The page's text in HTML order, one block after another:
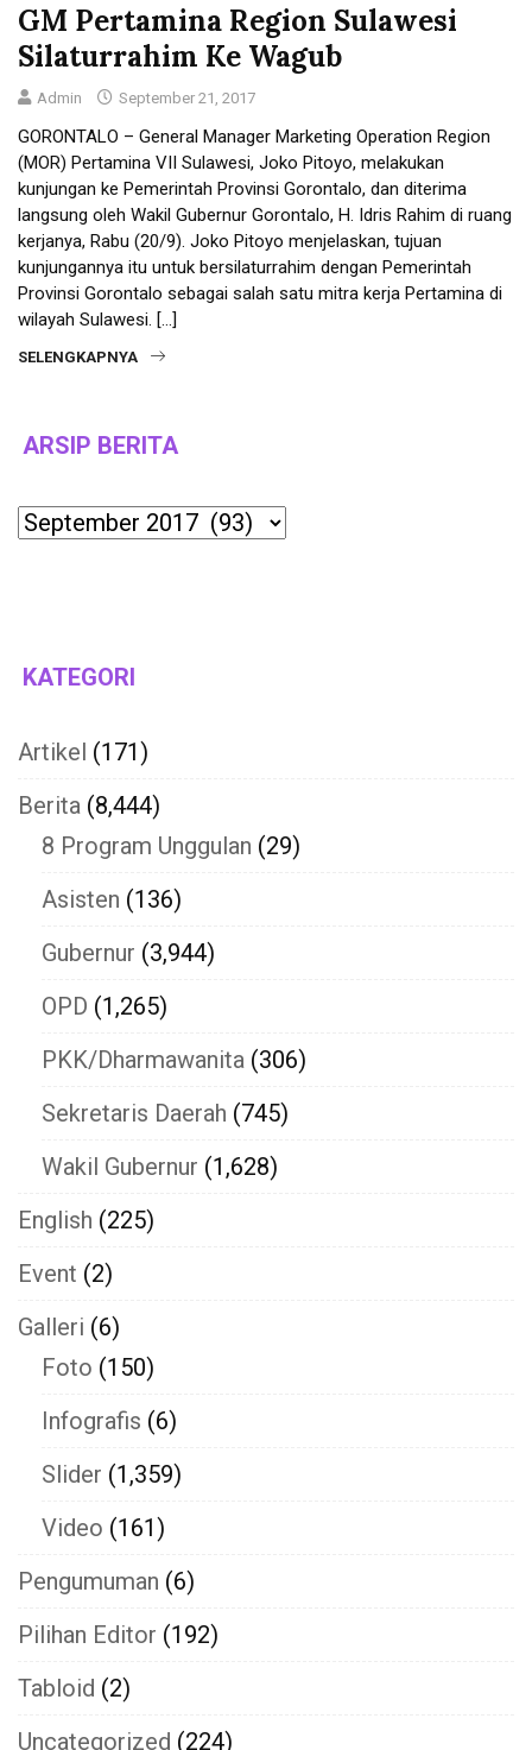
GM Pertamina Region Sulawesi
Silaturrahim Ke Wagub
Admin September 21, 2017
GORONTALO – General Manager Marketing Operation Region
(MOR) Pertamina VII Sulawesi, Joko Pitoyo, melakukan
kunjungan ke Pemerintah Provinsi Gorontalo, dan diterima
langsung oleh Wakil Gubernur Gorontalo, H. Idris Rahim di ruang
kerjanya, Rabu (20/9). Joko Pitoyo menjelaskan, tujuan
kunjungannya itu untuk bersilaturrahim dengan Pemerintah
Provinsi Gorontalo sebagai salah satu mitra kerja Pertamina di
wilayah Sulawesi. […]
SELENGKAPNYA
ARSIP BERITA
Archives
KATEGORI
Artikel (171)
Berita (8,444)
8 Program Unggulan (29)
Asisten (136)
Gubernur (3,944)
OPD (1,265)
PKK/Dharmawanita (306)
Sekretaris Daerah (745)
Wakil Gubernur (1,628)
English (225)
Event (2)
Galleri (6)
Foto (150)
Infografis (6)
Slider (1,359)
Video (161)
Pengumuman (6)
Pilihan Editor (192)
Tabloid (2)
Uncategorized (224)